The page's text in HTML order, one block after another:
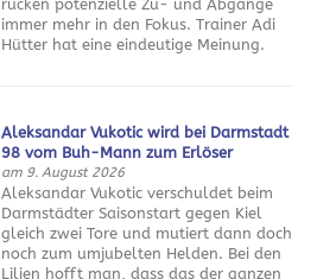
rücken potenzielle Zu- und Abgänge
immer mehr in den Fokus. Trainer Adi
Hütter hat eine eindeutige Meinung.
Aleksandar Vukotic wird bei Darmstadt
98 vom Buh-Mann zum Erlöser
am 9. August 2026
Aleksandar Vukotic verschuldet beim
Darmstädter Saisonstart gegen Kiel
gleich zwei Tore und mutiert dann doch
noch zum umjubelten Helden. Bei den
Lilien hofft man, dass das der ganzen